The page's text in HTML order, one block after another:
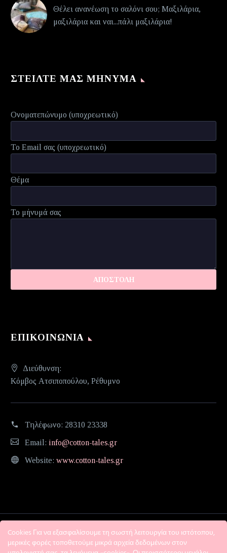
Θέλει ανανέωση το σαλόνι σου; Μαξιλάρια,
μαξιλάρια και ναι...πάλι μαξιλάρια!
ΣΤΕΊΛΤΕ ΜΑΣ ΜΉΝΥΜΑ
Ονοματεπώνυμο (υποχρεωτικό)
Το Email σας (υποχρεωτικό)
Θέμα
Το μήνυμά σας
ΕΠΙΚΟΙΝΩΝΊΑ
Διεύθυνση:
Κόμβος Ατσιποπούλου, Ρέθυμνο
Τηλέφωνο: 28310 23338
Email: info@cotton-tales.gr
Website: www.cotton-tales.gr
Cookies Για να εξασφαλίσουμε τη σωστή λειτουργία του ιστότοπου,
μερικές φορές τοποθετούμε μικρά αρχεία δεδομένων στον